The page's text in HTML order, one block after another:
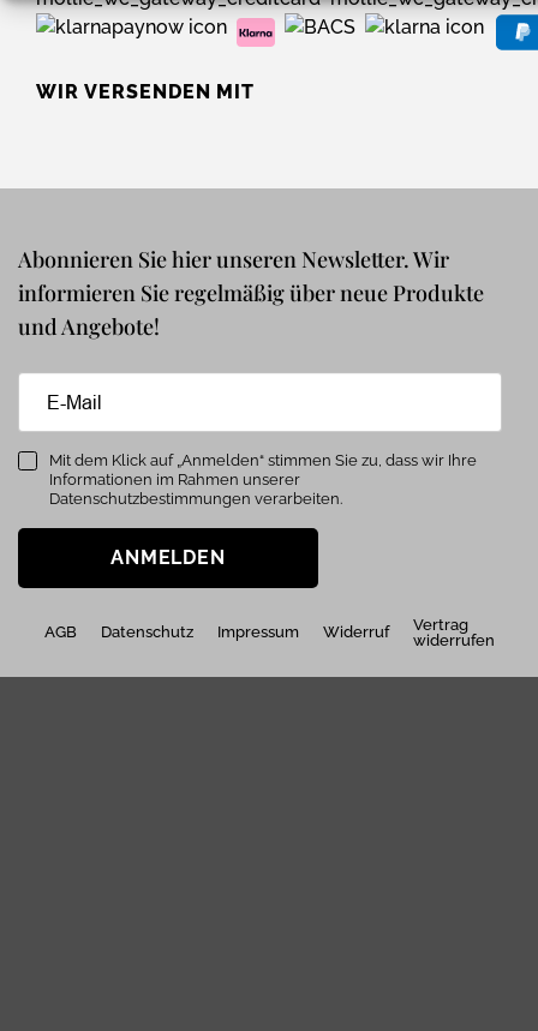
WIR VERSENDEN MIT
Abonnieren Sie hier unseren Newsletter. Wir
informieren Sie regelmäßig über neue Produkte
und Angebote!
Mit dem Klick auf „Anmelden“ stimmen Sie zu, dass wir Ihre
Informationen im Rahmen unserer
Datenschutzbestimmungen verarbeiten.
ANMELDEN
AGB Datenschutz Impressum Widerruf
Vertrag
widerrufen